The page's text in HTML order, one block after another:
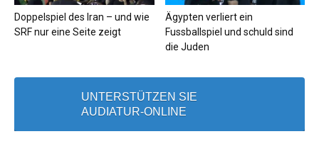
Doppelspiel des Iran – und wie
SRF nur eine Seite zeigt
Ägypten verliert ein
Fussballspiel und schuld sind
die Juden
UNTERSTÜTZEN SIE
AUDIATUR-ONLINE